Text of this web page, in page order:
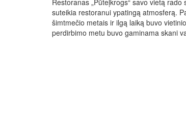
Restoranas „Pūteļkrogs“ savo vietą
suteikia restoranui ypatingą atmosferą.
šimtmečio metais ir ilgą laiką buvo
perdirbimo metu buvo gaminama skani